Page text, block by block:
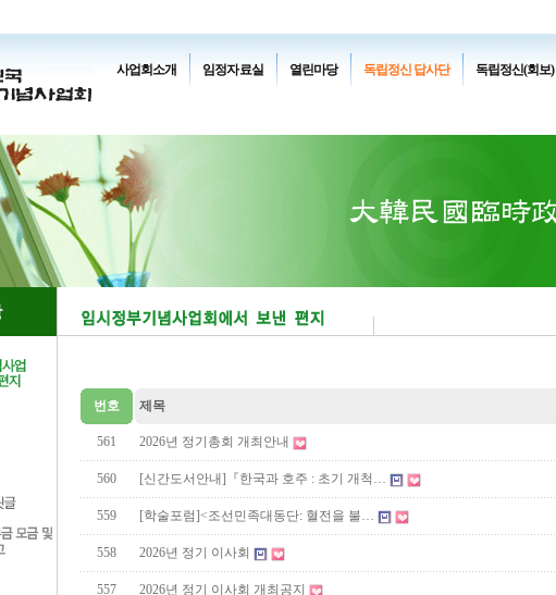
사업회소개 임정자료실 열린마당 독립정신 답사단 독립정신(회보)
번호 제목
561 2026년 정기총회 개최안내
560 [신간도서안내]『한국과 호주 : 초기 개척…
559 [학술포럼]<조선민족대동단: 혈전을 불…
558 2026년 정기 이사회
557 2026년 정기 이사회 개최공지